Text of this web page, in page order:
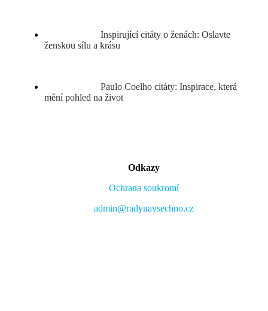
Inspirující citáty o ženách: Oslavte
ženskou sílu a krásu
Paulo Coelho citáty: Inspirace, která
mění pohled na život
Odkazy
Ochrana soukromí
admin@radynavsechno.cz